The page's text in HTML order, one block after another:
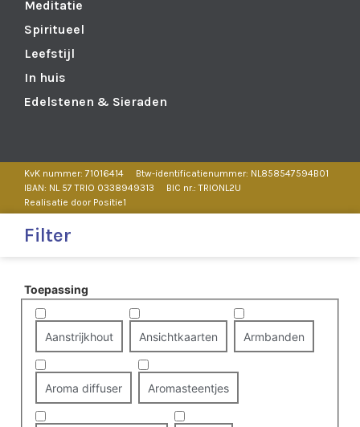
Meditatie
Spiritueel
Leefstijl
In huis
Edelstenen & Sieraden
KvK nummer: 71016414
Btw-identificatienummer: NL858547594B01
IBAN: NL 57 TRIO 0338949313
BIC nr.: TRIONL2U
Realisatie door Positie1
Filter
Toepassing
Aanstrijkhout Ansichtkaarten Armbanden
Aroma diffuser Aromasteentjes